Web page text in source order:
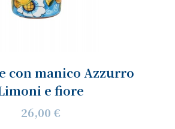
con manico Azzurro
e fiore
26,00 €